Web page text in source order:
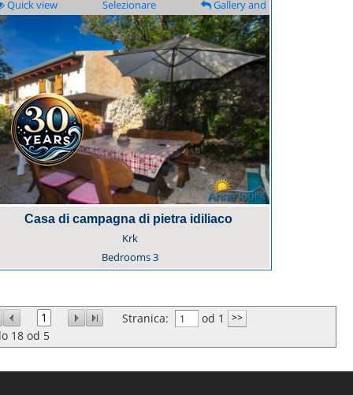
Quick view Selezionare
Gallery and
description
Casa di campagna di pietra idiliaco
Krk
Bedrooms3
1 Stranica:
od 1
18 od 5